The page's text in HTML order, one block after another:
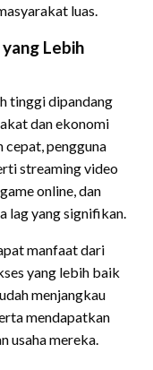
luas.
Lebih
tinggi dipandang
dan ekonomi
cepat, pengguna
streaming video
online, dan
lag yang signifikan.
manfaat dari
yang lebih baik
menjangkau
mendapatkan
usaha mereka.